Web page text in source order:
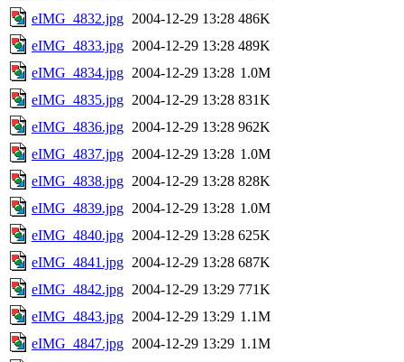
eIMG_4832.jpg 2004-12-29 13:28 486K
eIMG_4833.jpg 2004-12-29 13:28 489K
eIMG_4834.jpg 2004-12-29 13:28 1.0M
eIMG_4835.jpg 2004-12-29 13:28 831K
eIMG_4836.jpg 2004-12-29 13:28 962K
eIMG_4837.jpg 2004-12-29 13:28 1.0M
eIMG_4838.jpg 2004-12-29 13:28 828K
eIMG_4839.jpg 2004-12-29 13:28 1.0M
eIMG_4840.jpg 2004-12-29 13:28 625K
eIMG_4841.jpg 2004-12-29 13:28 687K
eIMG_4842.jpg 2004-12-29 13:29 771K
eIMG_4843.jpg 2004-12-29 13:29 1.1M
eIMG_4847.jpg 2004-12-29 13:29 1.1M